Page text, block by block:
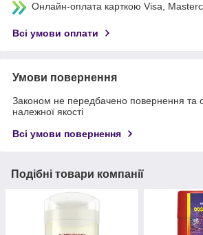
Онлайн-оплата карткою Visa,
Всі умови оплати
Умови повернення
Законом не передбачено повернення та
належної якості
Всі умови повернення
Подібні товари компанії